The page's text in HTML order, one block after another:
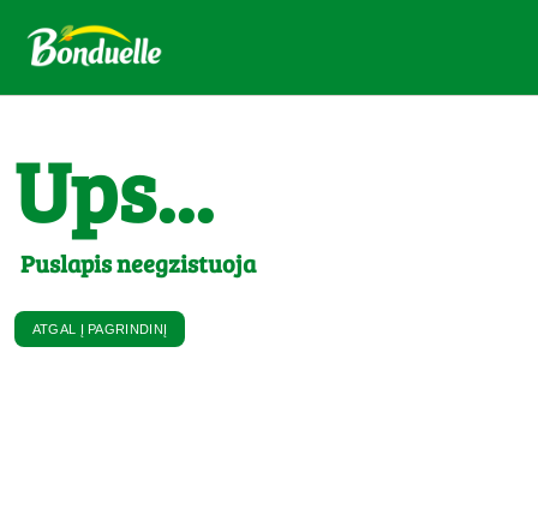
Ups...
Puslapis neegzistuoja
ATGAL Į PAGRINDINĮ